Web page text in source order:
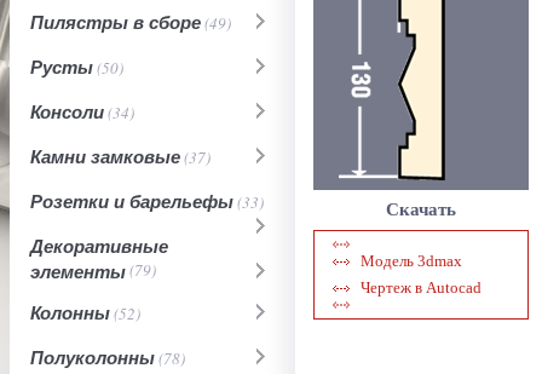
Пилястры в сборе(49)
Русты(50)
Консоли(34)
Камни замковые(37)
Розетки и барельефы(33)
Декоративные
элементы(79)
Колонны(52)
Полуколонны(78)
Скачать
Модель 3dmax
Чертеж в Autocad